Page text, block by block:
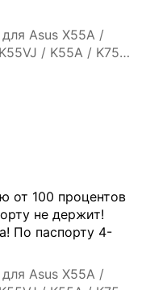
Asus X55A /
/ K55A / K75VJ
/ K45 -
от 100 процентов
не держит!
По паспорту 4-
Asus X55A /